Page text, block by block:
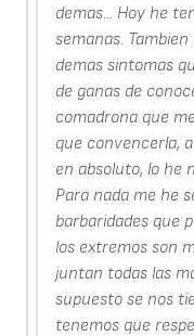
demas... Hoy he
semanas.
demas sintomas
de ganas de
comadrona que
que convencerla,
en absoluto, lo he
Para nada me he
barbaridades que
los extremos son
juntan todas las
supuesto se nos
tenemos que